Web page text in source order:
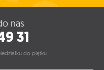
nas
31
do piątku